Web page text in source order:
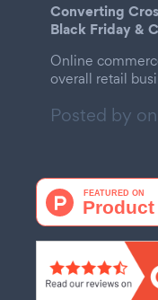
Converting
Black Friday &
Online
overall retail
Posted by on